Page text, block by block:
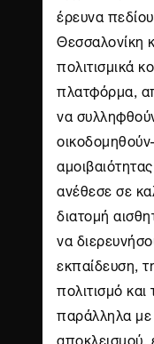
έρευνα
Θεσσαλονίκη
πολιτισμικά
πλατφόρμα,
να
ανέθεσε σε
διατομή
να
εκπαίδευση,
πολιτισμό
παράλληλα με
αποκλεισμού,